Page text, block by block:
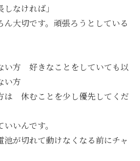
なければ」
大切です。頑張ろうとしている
い方 好きなことをしていても以
い方
は 休むことを少し優先してくだ
いんです。
が切れて動けなくなる前にチャ